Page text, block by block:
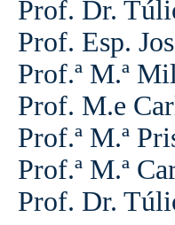
Prof. Dr.
Prof. Esp.
Prof.ª M.ª
Prof. M.e
Prof.ª M.ª
Prof.ª M.ª
Prof. Dr.